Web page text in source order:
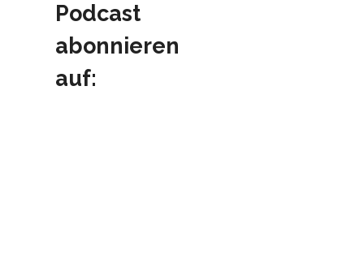
Podcast
abonnieren
auf: